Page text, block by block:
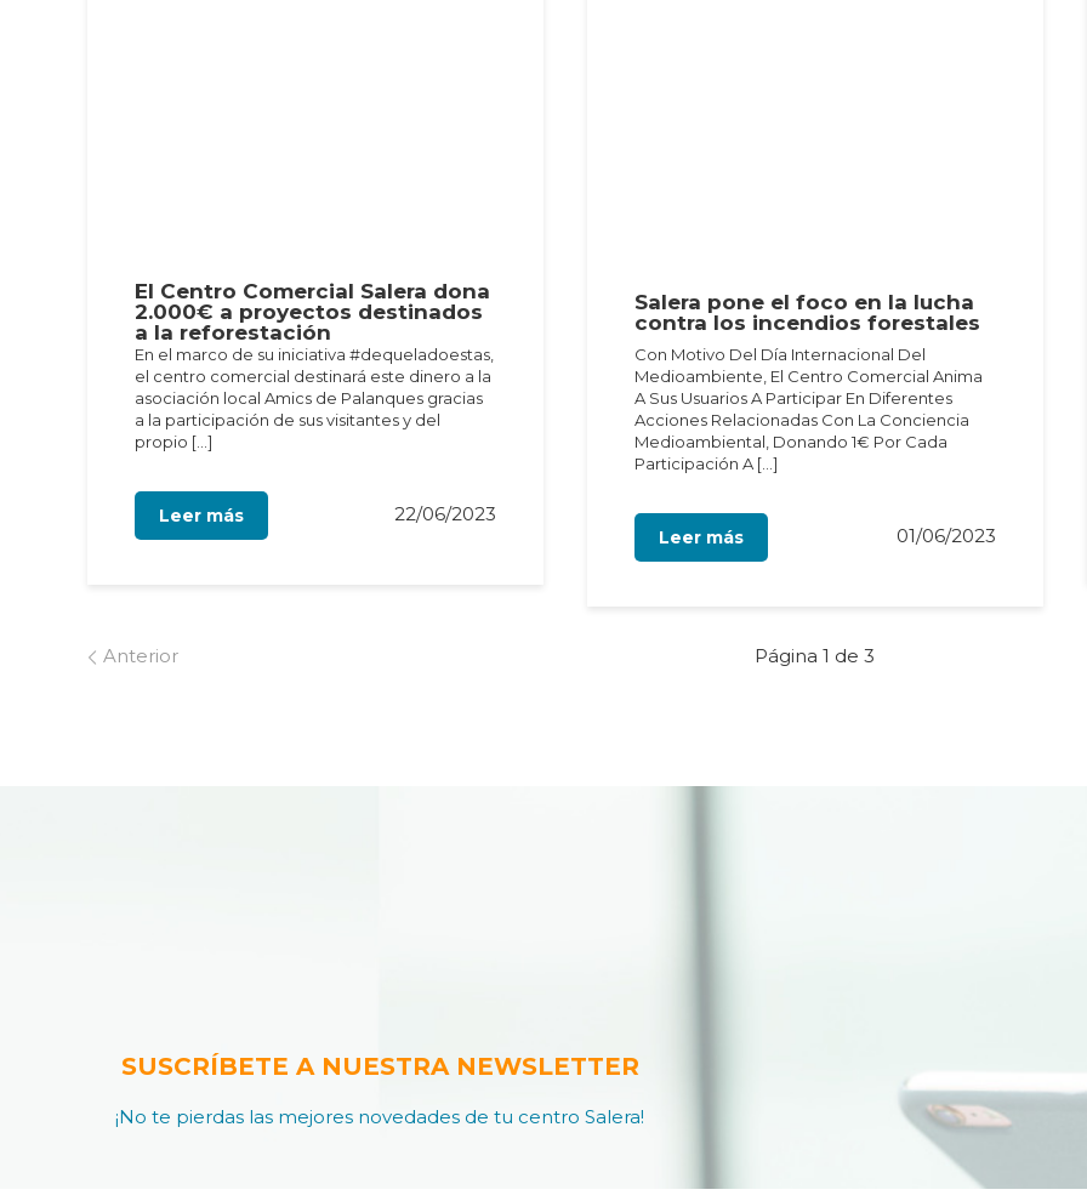
El Centro Comercial Salera dona
2.000€ a proyectos destinados
a la reforestación
En el marco de su iniciativa #dequeladoestas,
el centro comercial destinará este dinero a la
asociación local Amics de Palanques gracias
a la participación de sus visitantes y del
propio […]
Leer más 22/06/2023
Salera pone el foco en la lucha
contra los incendios forestales
Con Motivo Del Día Internacional Del
Medioambiente, El Centro Comercial Anima
A Sus Usuarios A Participar En Diferentes
Acciones Relacionadas Con La Conciencia
Medioambiental, Donando 1€ Por Cada
Participación A […]
Leer más 01/06/2023
Anterior Página 1 de 3
SUSCRÍBETE A NUESTRA NEWSLETTER
¡No te pierdas las mejores novedades de tu centro Salera!